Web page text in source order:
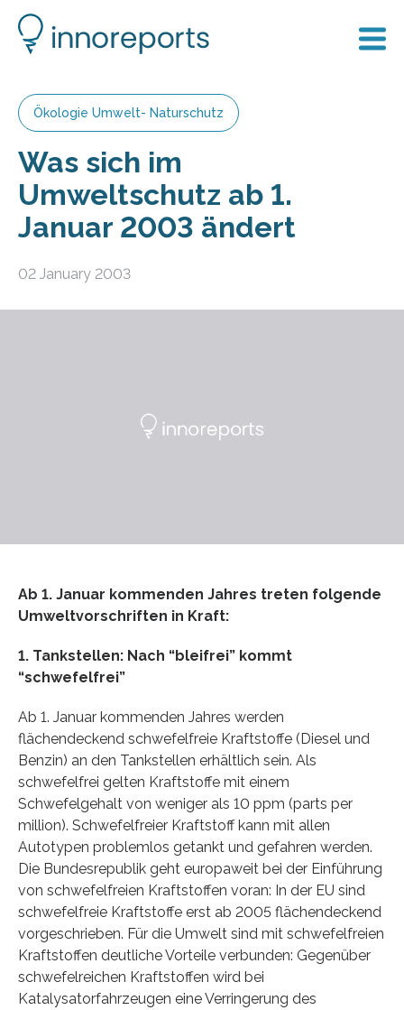
Ökologie Umwelt- Naturschutz
Was sich im
Umweltschutz ab 1.
Januar 2003 ändert
02 January 2003
Ab 1. Januar kommenden Jahres treten folgende
Umweltvorschriften in Kraft:
1. Tankstellen: Nach “bleifrei” kommt
“schwefelfrei”
Ab 1. Januar kommenden Jahres werden
flächendeckend schwefelfreie Kraftstoffe (Diesel und
Benzin) an den Tankstellen erhältlich sein. Als
schwefelfrei gelten Kraftstoffe mit einem
Schwefelgehalt von weniger als 10 ppm (parts per
million). Schwefelfreier Kraftstoff kann mit allen
Autotypen problemlos getankt und gefahren werden.
Die Bundesrepublik geht europaweit bei der Einführung
von schwefelfreien Kraftstoffen voran: In der EU sind
schwefelfreie Kraftstoffe erst ab 2005 flächendeckend
vorgeschrieben. Für die Umwelt sind mit schwefelfreien
Kraftstoffen deutliche Vorteile verbunden: Gegenüber
schwefelreichen Kraftstoffen wird bei
Katalysatorfahrzeugen eine Verringerung des